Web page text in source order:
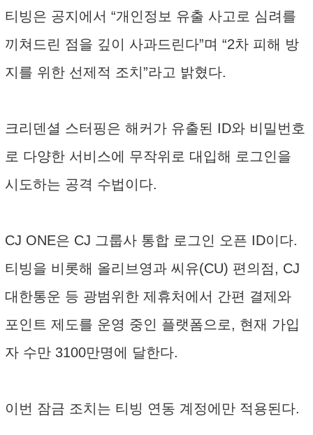
티빙은 공지에서 “개인정보 유출 사고로 심려를
끼쳐드린 점을 깊이 사과드린다”며 “2차 피해 방
지를 위한 선제적 조치”라고 밝혔다.
크리덴셜 스터핑은 해커가 유출된 ID와 비밀번호
로 다양한 서비스에 무작위로 대입해 로그인을
시도하는 공격 수법이다.
CJ ONE은 CJ 그룹사 통합 로그인 오픈 ID이다.
티빙을 비롯해 올리브영과 씨유(CU) 편의점, CJ
대한통운 등 광범위한 제휴처에서 간편 결제와
포인트 제도를 운영 중인 플랫폼으로, 현재 가입
자 수만 3100만명에 달한다.
이번 잠금 조치는 티빙 연동 계정에만 적용된다.